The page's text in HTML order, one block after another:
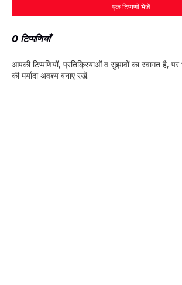
एक टिप्पणी भेजें
0 टिप्पणियाँ
आपकी टिप्‍पणियों, प्रतिक्रियाओं व सुझावों का स्‍वागत है, पर
की मर्यादा अवश्‍य बनाए रखें.